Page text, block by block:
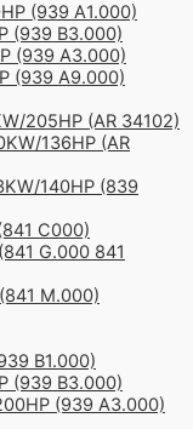
(939 A1.000)
(939 B3.000)
(939 A3.000)
(939 A9.000)
205HP (AR 34102)
136HP (AR
140HP (839
C000)
G.000 841
M.000)
B1.000)
(939 B3.000)
(939 A3.000)